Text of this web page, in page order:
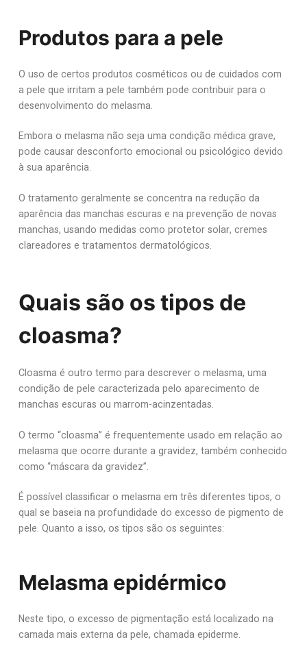
Produtos para a pele
O uso de certos produtos cosméticos ou de cuidados com
a pele que irritam a pele também pode contribuir para o
desenvolvimento do melasma.
Embora o melasma não seja uma condição médica grave,
pode causar desconforto emocional ou psicológico devido
à sua aparência.
O tratamento geralmente se concentra na redução da
aparência das manchas escuras e na prevenção de novas
manchas, usando medidas como protetor solar, cremes
clareadores e tratamentos dermatológicos.
Quais são os tipos de
cloasma?
Cloasma é outro termo para descrever o melasma, uma
condição de pele caracterizada pelo aparecimento de
manchas escuras ou marrom-acinzentadas.
O termo “cloasma” é frequentemente usado em relação ao
melasma que ocorre durante a gravidez, também conhecido
como “máscara da gravidez”.
É possível classificar o melasma em três diferentes tipos, o
qual se baseia na profundidade do excesso de pigmento de
pele. Quanto a isso, os tipos são os seguintes:
Melasma epidérmico
Neste tipo, o excesso de pigmentação está localizado na
camada mais externa da pele, chamada epiderme.